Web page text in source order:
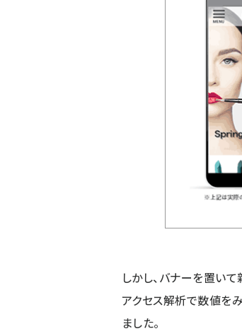
しかし、バナーを置い
アクセス解析で数値をみ
ました。